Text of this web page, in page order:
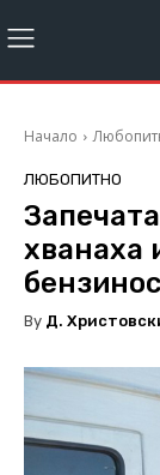
Начало
ЛЮБОПИТНО
хванаха
By Д.